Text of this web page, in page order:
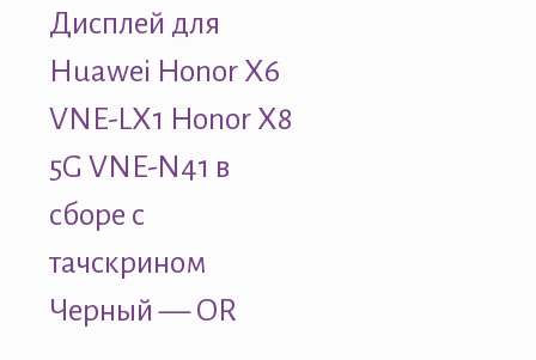
Дисплей для
Huawei Honor X6
VNE-LX1 Honor X8
5G VNE-N41 в
сборе с
тачскрином
Черный — OR